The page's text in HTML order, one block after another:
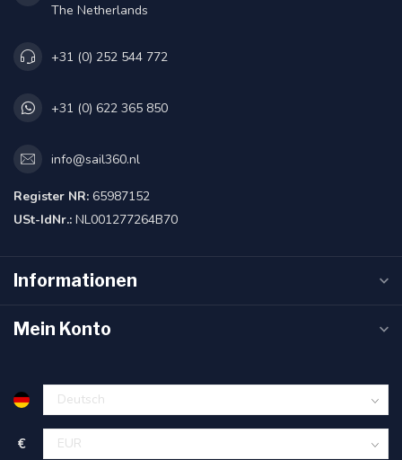
The Netherlands
+31 (0) 252 544 772
+31 (0) 622 365 850
info@sail360.nl
Register NR: 65987152
USt-IdNr.: NL001277264B70
Informationen
Mein Konto
€